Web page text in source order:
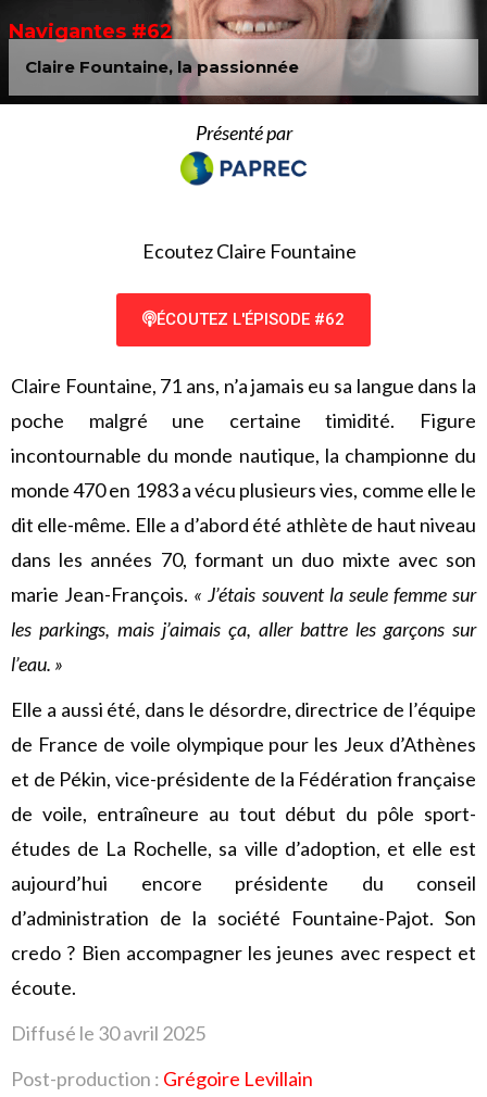
Navigantes #62
Claire Fountaine, la passionnée
Présenté par
Ecoutez Claire Fountaine
ÉCOUTEZ L'ÉPISODE #62
Claire Fountaine, 71 ans, n’a jamais eu sa langue dans la
poche malgré une certaine timidité. Figure
incontournable du monde nautique, la championne du
monde 470 en 1983 a vécu plusieurs vies, comme elle le
dit elle-même. Elle a d’abord été athlète de haut niveau
dans les années 70, formant un duo mixte avec son
marie Jean-François. « J’étais souvent la seule femme sur
les parkings, mais j’aimais ça, aller battre les garçons sur
l’eau. »
Elle a aussi été, dans le désordre, directrice de l’équipe
de France de voile olympique pour les Jeux d’Athènes
et de Pékin, vice-présidente de la Fédération française
de voile, entraîneure au tout début du pôle sport-
études de La Rochelle, sa ville d’adoption, et elle est
aujourd’hui encore présidente du conseil
d’administration de la société Fountaine-Pajot. Son
credo ? Bien accompagner les jeunes avec respect et
écoute.
Diffusé le 30 avril 2025
Post-production : Grégoire Levillain